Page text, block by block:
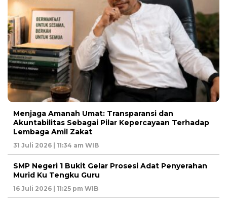
Menjaga Amanah Umat: Transparansi dan
Akuntabilitas Sebagai Pilar Kepercayaan Terhadap
Lembaga Amil Zakat
31 Juli 2026 | 11:34 am WIB
SMP Negeri 1 Bukit Gelar Prosesi Adat Penyerahan
Murid Ku Tengku Guru
16 Juli 2026 | 11:25 pm WIB